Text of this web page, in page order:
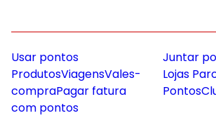
Usar pontos
ProdutosViagensVales-
compraPagar fatura
com pontos
Juntar
Lojas
Pontos